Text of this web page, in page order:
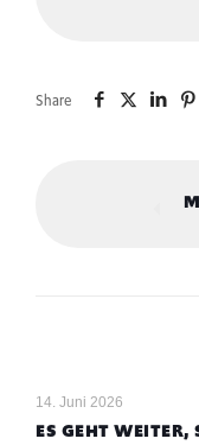
Share
14. Juni 2026
ES GEHT WEITER,